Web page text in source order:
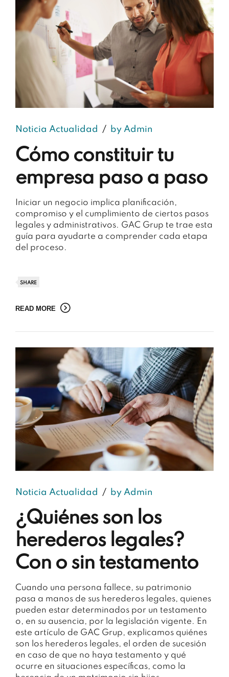
Noticia Actualidad by Admin
Cómo constituir tu
empresa paso a paso
Iniciar un negocio implica planificación,
compromiso y el cumplimiento de ciertos pasos
legales y administrativos. GAC Grup te trae esta
guía para ayudarte a comprender cada etapa
del proceso.
SHARE
READ MORE
Noticia Actualidad by Admin
¿Quiénes son los
herederos legales?
Con o sin testamento
Cuando una persona fallece, su patrimonio
pasa a manos de sus herederos legales, quienes
pueden estar determinados por un testamento
o, en su ausencia, por la legislación vigente. En
este artículo de GAC Grup, explicamos quiénes
son los herederos legales, el orden de sucesión
en caso de que no haya testamento y qué
ocurre en situaciones específicas, como la